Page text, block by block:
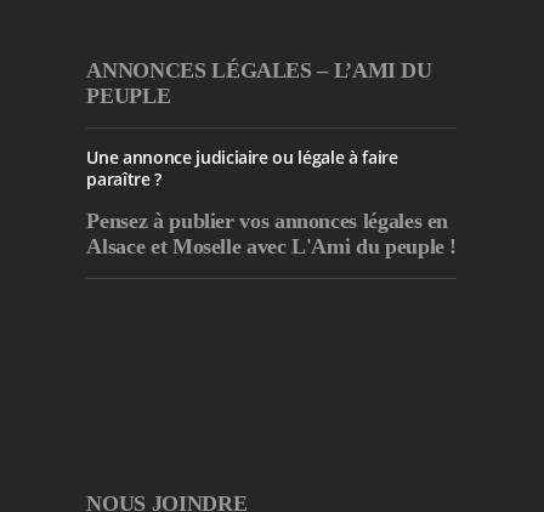
ANNONCES LÉGALES – L’AMI DU
PEUPLE
Une annonce judiciaire ou légale à faire
paraître ?
Pensez à publiervos annonces légales en
Alsace et Moselle avec L'Ami du peuple !
NOUS JOINDRE